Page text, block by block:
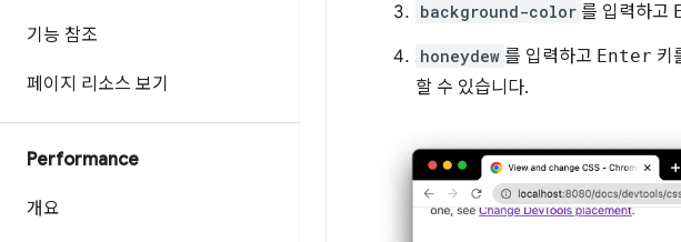
기능 참조
페이지 리소스 보기
Performance
개요
background-color 를 입력하고
honeydew 를 입력하고 Enter 키
할 수 있습니다.